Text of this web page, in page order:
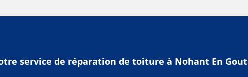
service de réparation de toiture à Nohant En Gout